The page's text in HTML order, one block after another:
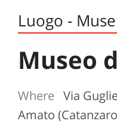
Luogo -
Museo
Where Via
Amato